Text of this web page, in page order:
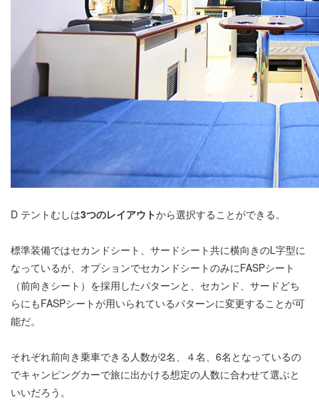
D テントむしは3つのレイアウトから選択することができる。
標準装備ではセカンドシート、サードシート共に横向きのL字型に
なっているが、オプションでセカンドシートのみにFASPシート
（前向きシート）を採用したパターンと、セカンド、サードどち
らにもFASPシートが用いられているパターンに変更することが可
能だ。
それぞれ前向き乗車できる人数が2名、４名、6名となっているの
でキャンピングカーで旅に出かける想定の人数に合わせて選ぶと
いいだろう。